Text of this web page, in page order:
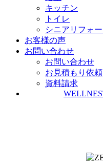
キッチン
トイレ
シニアリフォ
お客様の声
お問い合わせ
お問い合わせ
お見積もり依頼
資料請求